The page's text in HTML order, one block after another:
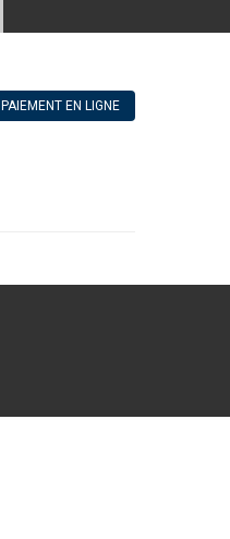
PAIEMENT EN LIGNE